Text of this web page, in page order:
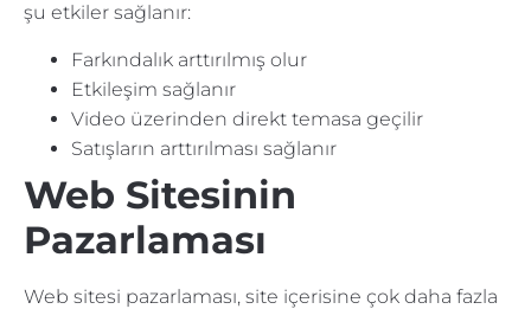
şu etkiler sağlanır:
Farkındalık arttırılmış olur
Etkileşim sağlanır
Video üzerinden direkt temasa geçilir
Satışların arttırılması sağlanır
Web Sitesinin
Pazarlaması
Web sitesi pazarlaması, site içerisine çok daha fazla